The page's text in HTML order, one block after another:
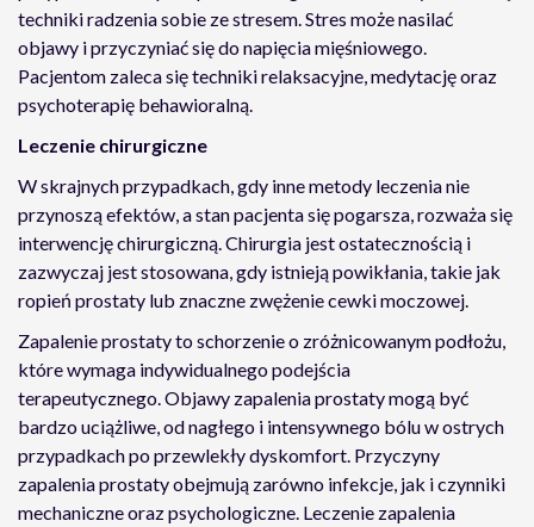
techniki radzenia sobie ze stresem. Stres może nasilać
objawy i przyczyniać się do napięcia mięśniowego.
Pacjentom zaleca się techniki relaksacyjne, medytację oraz
psychoterapię behawioralną.
Leczenie chirurgiczne
W skrajnych przypadkach, gdy inne metody leczenia nie
przynoszą efektów, a stan pacjenta się pogarsza, rozważa się
interwencję chirurgiczną. Chirurgia jest ostatecznością i
zazwyczaj jest stosowana, gdy istnieją powikłania, takie jak
ropień prostaty lub znaczne zwężenie cewki moczowej.
Zapalenie prostaty to schorzenie o zróżnicowanym podłożu,
które wymaga indywidualnego podejścia
terapeutycznego. Objawy zapalenia prostaty mogą być
bardzo uciążliwe, od nagłego i intensywnego bólu w ostrych
przypadkach po przewlekły dyskomfort. Przyczyny
zapalenia prostaty obejmują zarówno infekcje, jak i czynniki
mechaniczne oraz psychologiczne. Leczenie zapalenia